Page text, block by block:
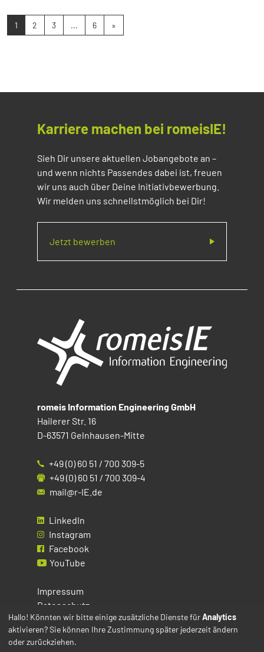
1 2 3 ... 6 »
Karriere machen bei romeisIE!
Sieh Dir unsere aktuellen Jobangebote an –
und wenn nichts Passendes dabei ist, freuen
wir uns auch über Deine Initiativbewerbung.
Wir melden uns schnellstmöglich bei Dir!
Jetzt bewerben
romeis Information Engineering GmbH
Hailerer Str. 16
D-63571 Gelnhausen-Mitte
+49 (0) 60 51 / 700 309-5
+49 (0) 60 51 / 700 309-4
mail@r-IE.de
LinkedIn
Instagram
Facebook
YouTube
Impressum
Datenschutz
Cookies
Hallo! Könnten wir bitte einige zusätzliche Dienste fürAnalytics
aktivieren? Sie können Ihre Zustimmung später jederzeit ändern
oder zurückziehen.